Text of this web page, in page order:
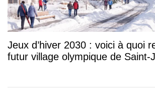
Jeux d’hiver 2030 : voici à quoi
futur village olympique de Saint-